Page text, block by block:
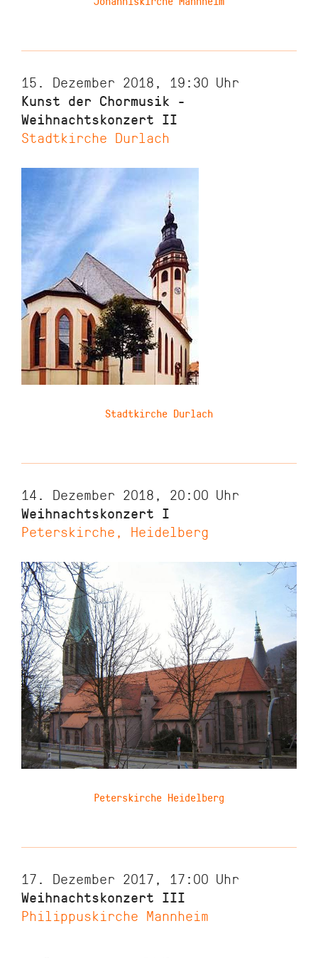
15. Dezember 2018, 19:30 Uhr
Kunst der Chormusik -
Weihnachtskonzert II
Stadtkirche Durlach
Stadtkirche Durlach
14. Dezember 2018, 20:00 Uhr
Weihnachtskonzert I
Peterskirche, Heidelberg
Peterskirche Heidelberg
17. Dezember 2017, 17:00 Uhr
Weihnachtskonzert III
Philippuskirche Mannheim